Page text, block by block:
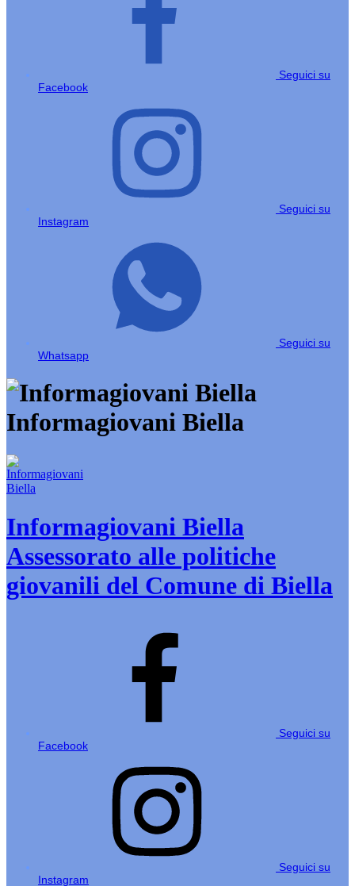
Seguici su
Facebook
Seguici su
Instagram
Seguici su
Whatsapp
Informagiovani Biella
Informagiovani Biella
Assessorato alle politiche
giovanili del Comune di Biella
Seguici su
Facebook
Seguici su
Instagram